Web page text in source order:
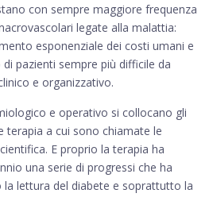
con sempre maggiore frequenza
legate alla malattia:
esponenziale dei costi umani e
pazienti sempre più difficile da
e organizzativo.
e operativo si collocano gli
terapia a cui sono chiamate le
E proprio la terapia ha
una serie di progressi che ha
lettura del diabete e soprattutto la